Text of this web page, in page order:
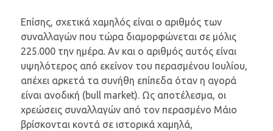
Επίσης, σχετικά χαμηλός είναι ο αριθμός των
συναλλαγών που τώρα διαμορφώνεται σε μόλις
225.000 την ημέρα. Αν και ο αριθμός αυτός είναι
υψηλότερος από εκείνον του περασμένου Ιουλίου,
απέχει αρκετά τα συνήθη επίπεδα όταν η αγορά
είναι ανοδική (bull market). Ως αποτέλεσμα, οι
χρεώσεις συναλλαγών από τον περασμένο Μάιο
βρίσκονται κοντά σε ιστορικά χαμηλά,